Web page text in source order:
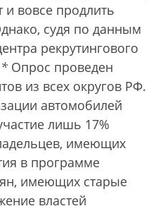
вовсе продлить
судя по данным
рекрутингового
* Опрос проведен
из всех округов РФ.
автомобилей
лишь 17%
имеющих
в программе
имеющих старые
властей